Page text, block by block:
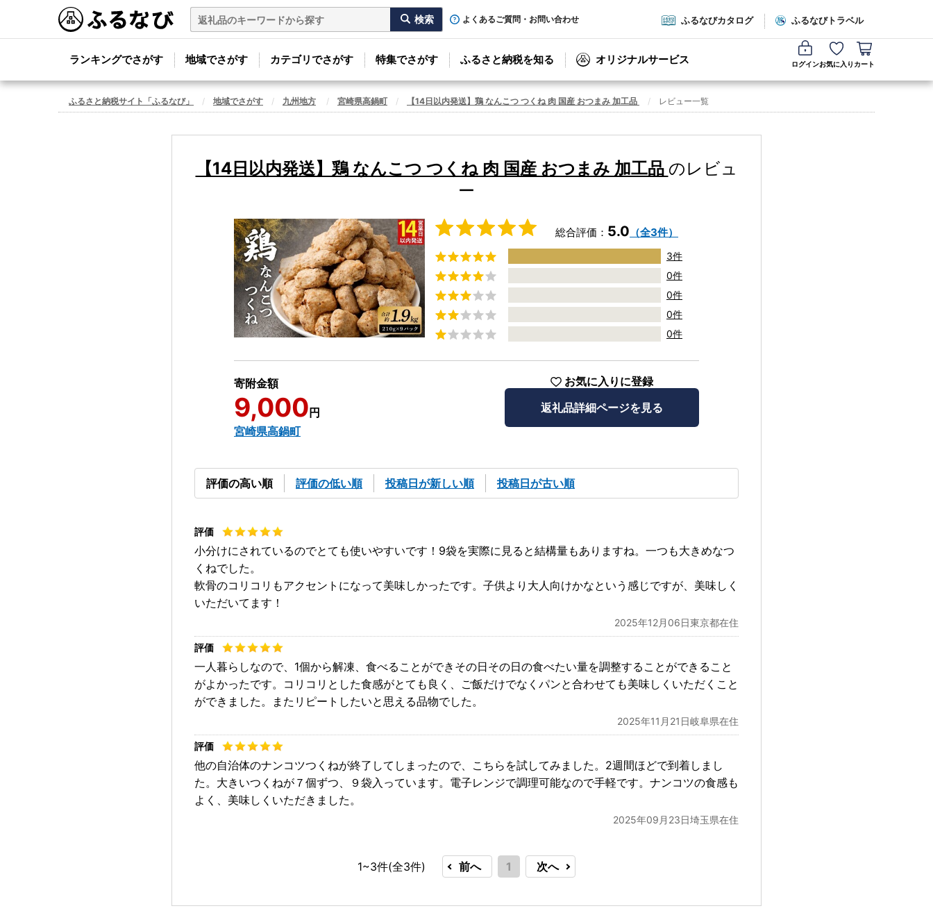
よくあるご質問・お問い合わせ ふるなびカタログ ふるなびトラベル
ランキングでさがす 地域でさがす カテゴリでさがす 特集でさがす ふるさと納税を知る オリジナルサービス ログインお気に入り カート
ふるさと納税サイト「ふるなび」 地域でさがす 九州地方 宮崎県高鍋町 【14日以内発送】鶏 なんこつ つくね 肉 国産 おつまみ 加工品 レビュー一覧
【14日以内発送】鶏 なんこつ つくね 肉 国産 おつまみ 加工品 のレビュ
ー
総合評価： 5.0 （全3件）
3件
0件
0件
0件
0件
寄附金額
9,000 円
宮崎県高鍋町
お気に入りに登録
返礼品詳細ページを見る
評価の高い順 評価の低い順 投稿日が新しい順 投稿日が古い順
小分けにされているのでとても使いやすいです！9袋を実際に見ると結構量もありますね。一つも大きめなつ
くねでした。
軟骨のコリコリもアクセントになって美味しかったです。子供より大人向けかなという感じですが、美味しく
いただいてます！
2025年12月06日東京都在住
一人暮らしなので、1個から解凍、食べることができその日その日の食べたい量を調整することができること
がよかったです。コリコリとした食感がとても良く、ご飯だけでなくパンと合わせても美味しくいただくこと
ができました。またリピートしたいと思える品物でした。
2025年11月21日岐阜県在住
他の自治体のナンコツつくねが終了してしまったので、こちらを試してみました。2週間ほどで到着しまし
た。大きいつくねが７個ずつ、９袋入っています。電子レンジで調理可能なので手軽です。ナンコツの食感も
よく、美味しくいただきました。
2025年09月23日埼玉県在住
1~3件(全3件) 前へ 1 次へ